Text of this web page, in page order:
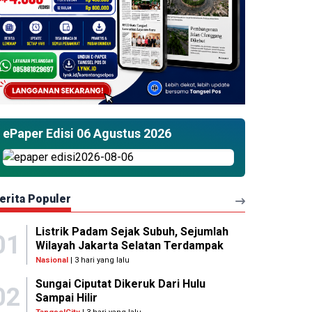
ePaper Edisi 06 Agustus 2026
Populer
Listrik Padam Sejak Subuh, Sejumlah
Wilayah Jakarta Selatan Terdampak
Nasional | 3 hari yang lalu
Sungai Ciputat Dikeruk Dari Hulu
Sampai Hilir